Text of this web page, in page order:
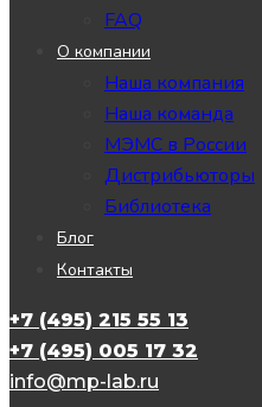
FAQ
О компании
Наша компания
Наша команда
МЭМС в России
Дистрибьюторы
Библиотека
Блог
Контакты
+7 (495) 215 55 13
+7 (495) 005 17 32
info@mp-lab.ru